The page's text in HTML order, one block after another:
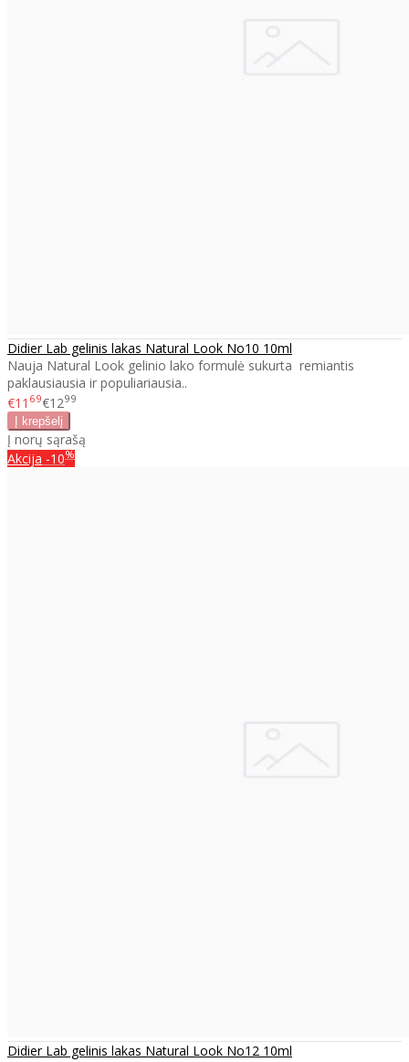
Didier Lab gelinis lakas Natural Look No10 10ml
Nauja Natural Look gelinio lako formulė sukurta remiantis
paklausiausia ir populiariausia..
€11 69€1299
Į norų sąrašą
Akcija -10%
Didier Lab gelinis lakas Natural Look No12 10ml